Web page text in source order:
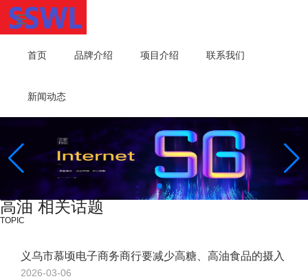
首页 品牌介绍 项目介绍 联系我们
新闻动态
高油 相关话题
TOPIC
义乌市慕顷电子商务商行要减少高糖、高油食品的摄入
2026-03-06